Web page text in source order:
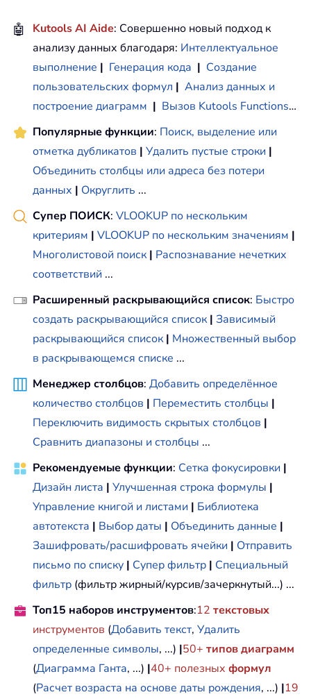
🤖 Kutools AI Aide: Совершенно новый подход к
анализу данных благодаря: Интеллектуальное
выполнение | Генерация кода | Создание
пользовательских формул | Анализ данных и
построение диаграмм | Вызов Kutools Functions…
Популярные функции: Поиск, выделение или
отметка дубликатов | Удалить пустые строки |
Объединить столбцы или адреса без потери
данных | Округлить ...
Супер ПОИСК: VLOOKUP по нескольким
критериям | VLOOKUP по нескольким значениям |
Многолистовой поиск | Распознавание нечетких
соответствий ...
Расширенный раскрывающийся список: Быстро
создать раскрывающийся список | Зависимый
раскрывающийся список | Множественный выбор
в раскрывающемся списке ...
Менеджер столбцов: Добавить определённое
количество столбцов | Переместить столбцы |
Переключить видимость скрытых столбцов |
Сравнить диапазоны и столбцы ...
Рекомендуемые функции: Сетка фокусировки |
Дизайн листа | Улучшенная строка формулы |
Управление книгой и листами | Библиотека
автотекста | Выбор даты | Объединить данные |
Зашифровать/расшифровать ячейки | Отправить
письмо по списку | Супер фильтр | Специальный
фильтр (фильтр жирный/курсив/зачеркнутый...) ...
Топ15 наборов инструментов:12 текстовых
инструментов (Добавить текст, Удалить
определенные символы, ...) |50+ типов диаграмм
(Диаграмма Ганта, ...) |40+ полезных формул
(Расчет возраста на основе даты рождения, ...) |19